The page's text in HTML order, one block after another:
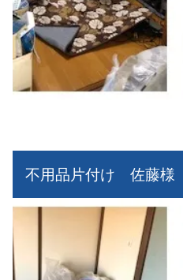
不用品片付け 佐藤様